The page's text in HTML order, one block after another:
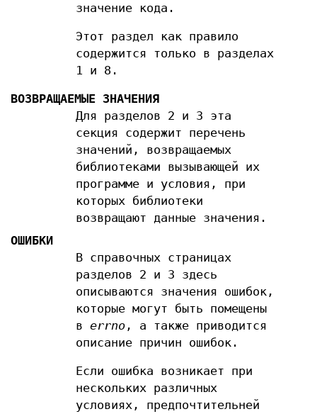
значение кода.
Этот раздел как правило
содержится только в разделах
1 и 8.
ВОЗВРАЩАЕМЫЕ ЗНАЧЕНИЯ
Для разделов 2 и 3 эта
секция содержит перечень
значений, возвращаемых
библиотеками вызывающей их
программе и условия, при
которых библиотеки
возвращают данные значения.
ОШИБКИ
В справочных страницах
разделов 2 и 3 здесь
описываются значения ошибок,
которые могут быть помещены
в errno, а также приводится
описание причин ошибок.
Если ошибка возникает при
нескольких различных
условиях, предпочтительней